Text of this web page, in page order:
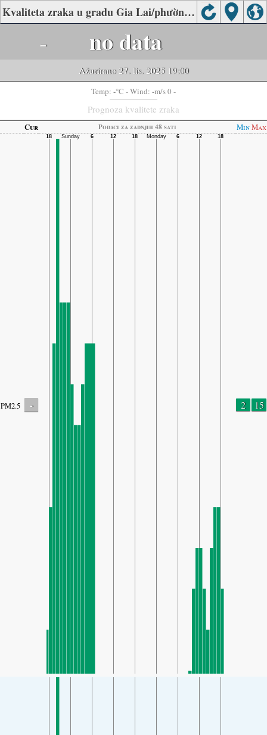
Kvaliteta zraka u gradu Gia Lai/phường Thống Nhất - Pleiku
- no data
Ažurirano 27. lis. 2025 19:00
Temp: -°C - Wind: -m/s 0 -
Prognoza kvalitete zraka
Cur Podaci za zadnjih 48 sati MinMax
PM2.5 - 2 15